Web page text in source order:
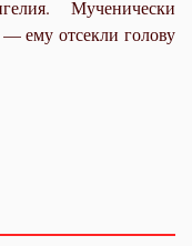
Мученически
ему отсекли голову